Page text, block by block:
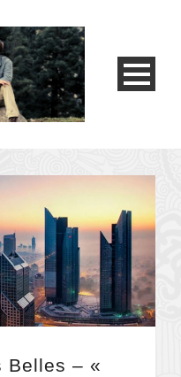
Belles – «